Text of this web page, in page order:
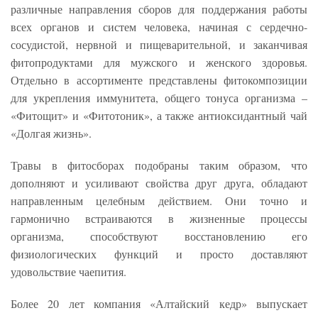
различные направления сборов для поддержания работы
всех органов и систем человека, начиная с сердечно-
сосудистой, нервной и пищеварительной, и заканчивая
фитопродуктами для мужского и женского здоровья.
Отдельно в ассортименте представлены фитокомпозиции
для укрепления иммунитета, общего тонуса организма –
«Фитощит» и «Фитотоник», а также антиоксидантный чай
«Долгая жизнь».
Травы в фитосборах подобраны таким образом, что
дополняют и усиливают свойства друг друга, обладают
направленным целебным действием. Они точно и
гармонично встраиваются в жизненные процессы
организма, способствуют восстановлению его
физиологических функций и просто доставляют
удовольствие чаепития.
Более 20 лет компания «Алтайский кедр» выпускает